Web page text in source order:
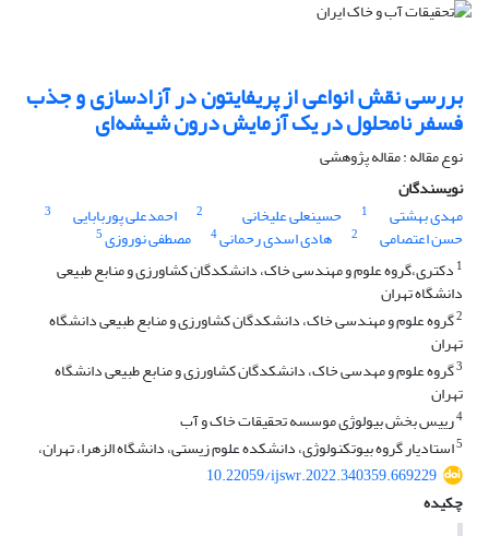
بررسی نقش انواعی از پریفایتون در آزادسازی و جذب
فسفر نامحلول در یک آزمایش درون شیشه‌ای
نوع مقاله : مقاله پژوهشی
نویسندگان
مهدی بهشتی
1 حسینعلی علیخانی 2 احمدعلی پوربابایی 3
حسن اعتصامی 2 هادی اسدی رحمانی4 مصطفی نوروزی5
1 دکتری،گروه علوم و مهندسی خاک، دانشکدگان کشاورزی و منابع طبیعی
دانشگاه تهران
2گروه علوم و مهندسی خاک، دانشکدگان کشاورزی و منابع طبیعی دانشگاه
تهران
3گروه علوم و مهدسی خاک، دانشکدگان کشاورزی و منابع طبیعی دانشگاه
تهران
4رییس بخش بیولوژی موسسه تحقیقات خاک و آب
5استادیار گروه بیوتکنولوژی، دانشکده علوم زیستی، دانشگاه الزهرا، تهران،
10.22059/ijswr.2022.340359.669229
چکیده